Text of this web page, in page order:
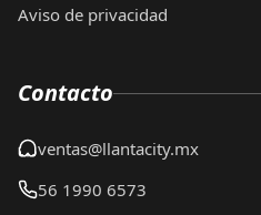
Aviso de privacidad
Contacto
ventas@llantacity.mx
56 1990 6573